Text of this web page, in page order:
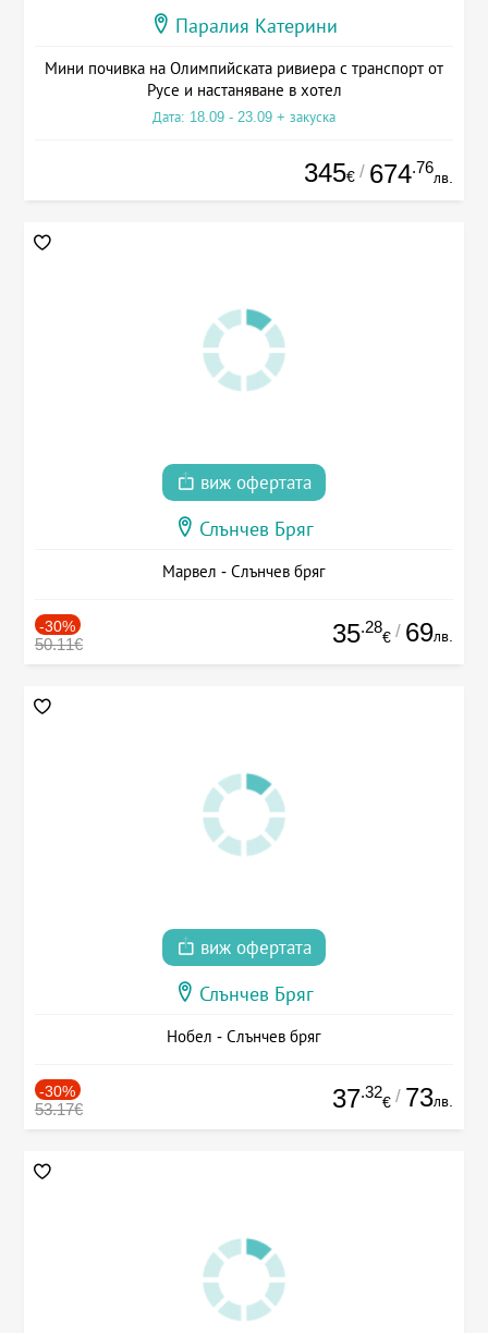
Паралия Катерини
Мини почивка на Олимпийската ривиера с транспорт от
Русе и настаняване в хотел
Дата: 18.09 - 23.09 + закуска
345€ / 674.76
лв.
виж офертата
Слънчев Бряг
Марвел - Слънчев бряг
-30%
50.11€ 35.28
€ / 69лв.
виж офертата
Слънчев Бряг
Нобел - Слънчев бряг
-30%
53.17€ 37.32
€ / 73лв.